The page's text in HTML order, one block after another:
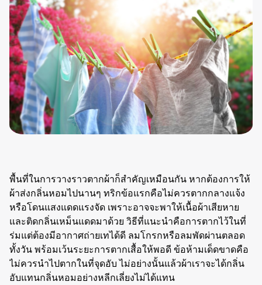
พื้นที่ในการวางราวตากผ้าก็สำคัญเหมือนกัน หากต้องการให้
ผ้าส่งกลิ่นหอมไปนานๆ ทริกข้อแรกคือไม่ควรตากกลางแจ้ง
หรือโดนแสงแดดแรงจัด เพราะอาจจะพาให้เนื้อผ้าเสียหาย
และติดกลิ่นเหม็นแดดมาด้วย วิธีที่แนะนำคือการตากไว้ในที่
ร่มแต่ต้องมีอากาศถ่ายเทได้ดี ลมโกรกหรือลมพัดผ่านตลอด
ทั้งวัน พร้อมเว้นระยะการตากเสื้อให้พอดี ข้อห้ามเด็ดขาดคือ
ไม่ควรนำไปตากในที่จุดอับ ไม่อย่างนั้นแล้วผ้าเราจะได้กลิ่น
อับแทนกลิ่นหอมอย่างหลีกเลี่ยงไม่ได้แทน